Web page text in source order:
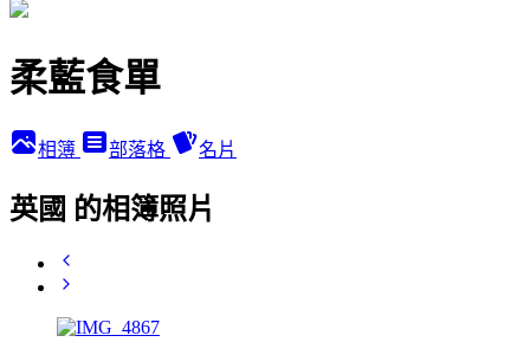
柔藍食單
相簿 部落格 名片
英國 的相簿照片